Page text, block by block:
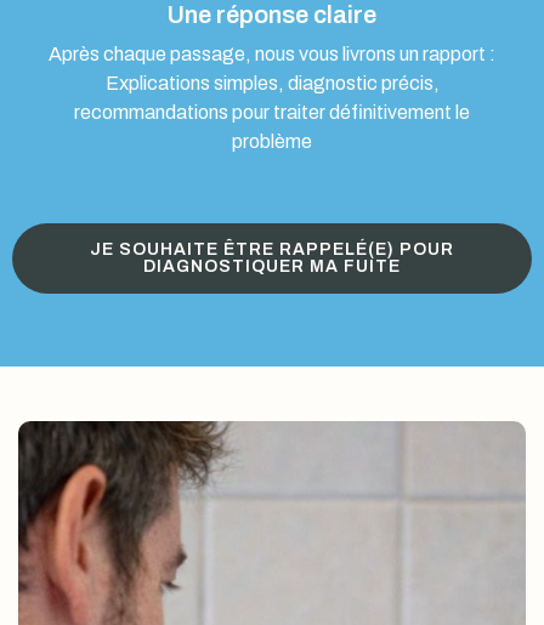
Une réponse claire
Après chaque passage, nous vous livrons un rapport :
Explications simples, diagnostic précis,
recommandations pour traiter définitivement le
problème
JE SOUHAITE ÊTRE RAPPELÉ(E) POUR
DIAGNOSTIQUER MA FUITE